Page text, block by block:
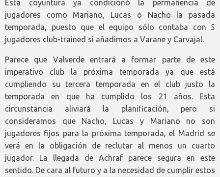
Esta coyuntura ya condicionó la permanencia de
jugadores como Mariano, Lucas o Nacho la pasada
temporada, puesto que el equipo sólo contaba con 5
jugadores club-trained si añadimos a Varane y Carvajal.
Parece que Valverde entrará a formar parte de este
imperativo club la próxima temporada ya que está
cumpliendo su tercera temporada en el club justo la
temporada en que ha cumplido los 21 años. Esta
circunstancia aliviará la planificación, pero si
consideramos que Nacho, Lucas y Mariano no son
jugadores fijos para la próxima temporada, el Madrid se
verá en la obligación de reclutar al menos un cuarto
jugador. La llegada de Achraf parece segura en este
sentido. De cara al futuro y a la necesidad de cumplir estos